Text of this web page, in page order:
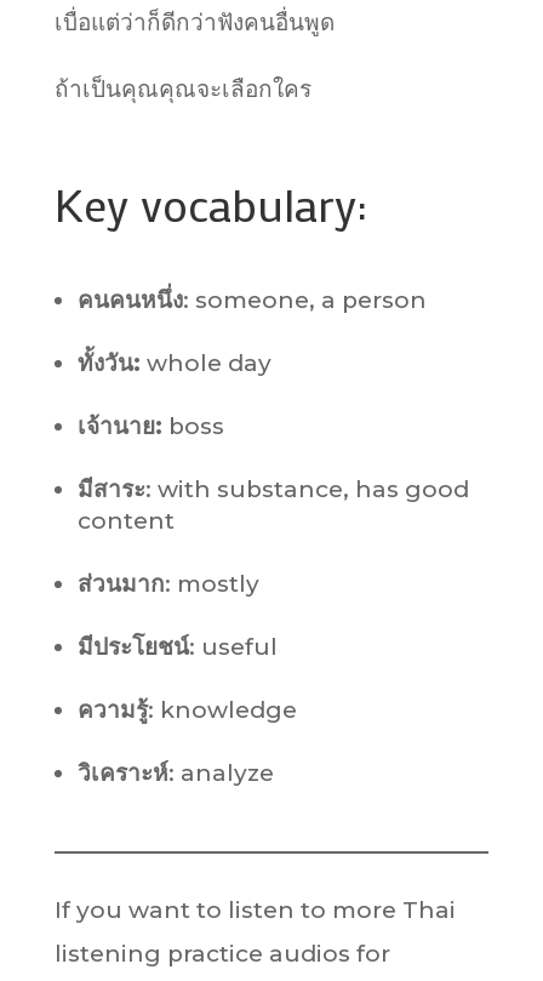
เบื่อแต่ว่าก็ดีกว่าฟังคนอื่นพูด
ถ้าเป็นคุณคุณจะเลือกใคร
Key vocabulary:
คนคนหนึ่ง: someone, a person
ทั้งวัน: whole day
เจ้านาย: boss
มีสาระ: with substance, has good
content
ส่วนมาก: mostly
มีประโยชน์: useful
ความรู้: knowledge
วิเคราะห์: analyze
If you want to listen to more Thai
listening practice audios for